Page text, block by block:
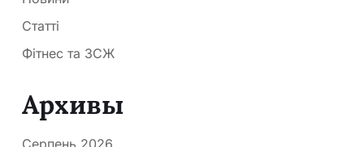
Статті
Фітнес та ЗСЖ
Архивы
Серпень 2026